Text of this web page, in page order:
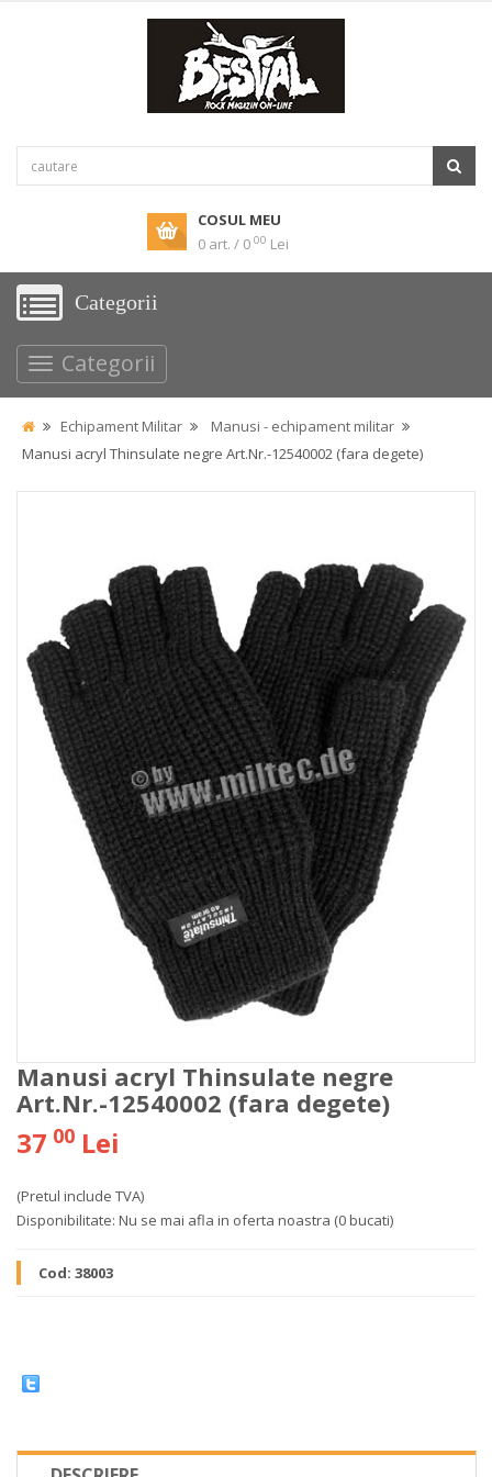
COSUL MEU
0 art. / 0 00 Lei
Categorii
Categorii
Echipament Militar
Manusi - echipament militar
Manusi acryl Thinsulate negre Art.Nr.-12540002 (fara degete)
Manusi acryl Thinsulate negre
Art.Nr.-12540002 (fara degete)
37 00 Lei
(Pretul include TVA)
Disponibilitate: Nu se mai afla in oferta noastra (0 bucati)
Cod: 38003